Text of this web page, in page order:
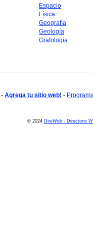
Espacio
Física
Geografía
Geología
Grafologia
- Agrega tu sitio web! -
© 2024 DireWeb - Directorio